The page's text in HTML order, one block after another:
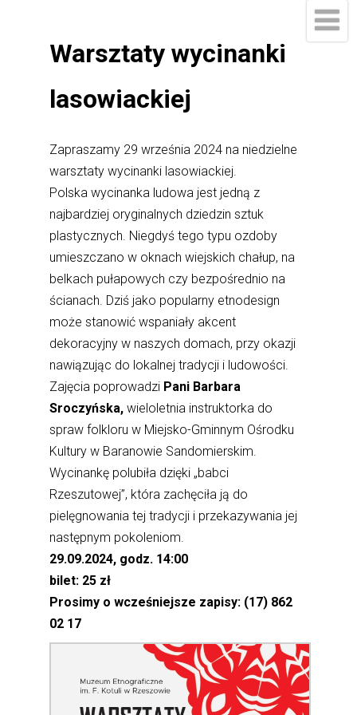
Warsztaty wycinanki
lasowiackiej
Zapraszamy 29 września 2024 na niedzielne
warsztaty wycinanki lasowiackiej.
Polska wycinanka ludowa jest jedną z
najbardziej oryginalnych dziedzin sztuk
plastycznych. Niegdyś tego typu ozdoby
umieszczano w oknach wiejskich chałup, na
belkach pułapowych czy bezpośrednio na
ścianach. Dziś jako popularny etnodesign
może stanowić wspaniały akcent
dekoracyjny w naszych domach, przy okazji
nawiązując do lokalnej tradycji i ludowości.
Zajęcia poprowadzi Pani Barbara
Sroczyńska, wieloletnia instruktorka do
spraw folkloru w Miejsko-Gminnym Ośrodku
Kultury w Baranowie Sandomierskim.
Wycinankę polubiła dzięki „babci
Rzeszutowej”, która zachęciła ją do
pielęgnowania tej tradycji i przekazywania jej
następnym pokoleniom.
29.09.2024, godz. 14:00
bilet: 25 zł
Prosimy o wcześniejsze zapisy: (17) 862
02 17